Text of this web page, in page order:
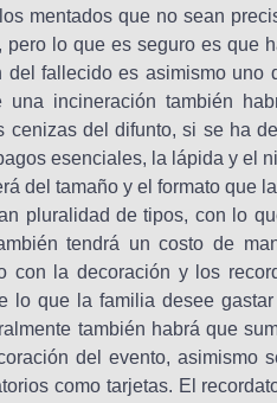
mentados que no sean
lo que es seguro es que
fallecido es asimismo uno
incineración también
cenizas del difunto, si se ha
esenciales, la lápida y el
del tamaño y el formato que
pluralidad de tipos, con lo
tendrá un costo de
con la decoración y los
lo que la familia desee
también habrá que
del evento, asimismo
como tarjetas. El